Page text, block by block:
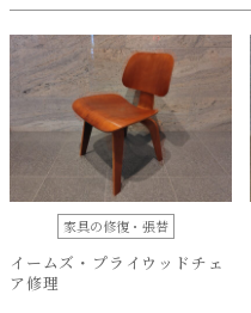
家具の修復・張替
イームズ・プライウッドチェ
ア修理